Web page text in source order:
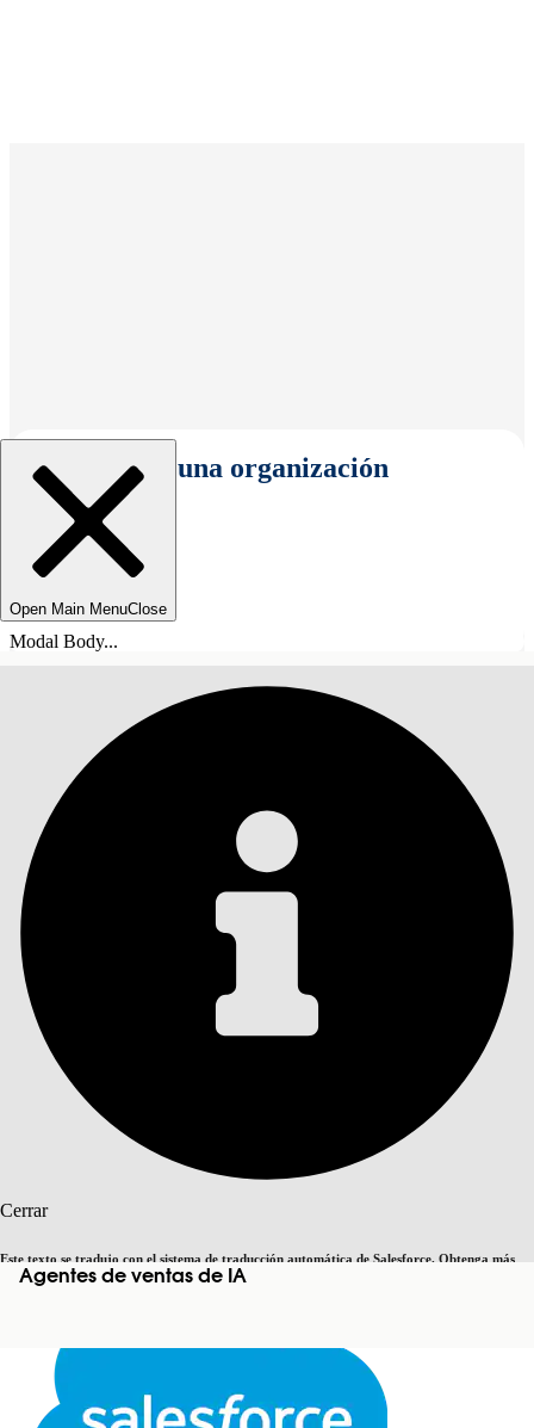
Seleccionar una organización
Open Main MenuClose
Modal Body...
Cerrar
Este texto se tradujo con el sistema de traducción automática de Salesforce. Obtenga más
detallesaquí. Cambiar a inglés Ahora no
Cerrar Cerrar
Agentes de ventas de IA
Índice de materias
ÍNDICE DE MATERIAS
Buscar